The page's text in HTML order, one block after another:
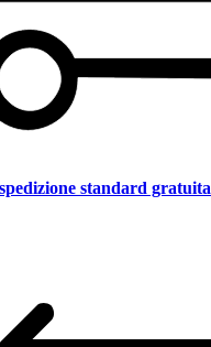
standard gratuita